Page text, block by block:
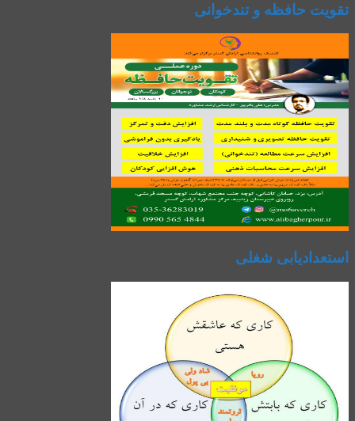
تقویت حافظه و تندخوانی
استعدادیابی شغلی